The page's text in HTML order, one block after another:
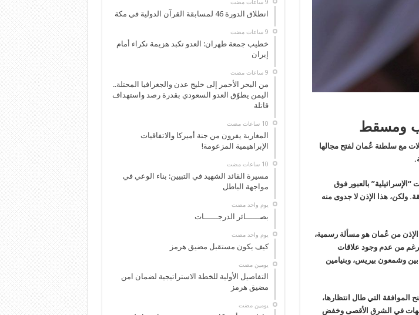
ومسقط
مع سلطنة عُمان لفتح مجالها
بالعبور فوق
ولكن، هذا الإذن لا جدوى منه
من عُمان هو مسألة رسمية،
من عدم وجود علاقات
وشمعون بيريس، وبنيامين
التي طال انتظارها،
في الشرق الأقصى وخفض
انطلاق الدورة 46 لمسابقة القرآن الدولية في مكة
خطيب جمعة طهران: العدو تكبد هزيمة نكراء أمام
إيران
من البحر الأحمر إلى خليج عدن والجغرافيا المحتلة..
اليمن يطوّق العدو السعودي بقدرة رصد واستهداف
قاتلة
المغاربة يفرون من جنة أميركا والاتفاقيات
الإبراهيمية المزعومة!
مسيرة القائد الشهيد في التبيين: بناء الوعي في
مواجهة الباطل
‏يوم واحد مضت
بصــــــائر الدرجــــــات
‏يوم واحد مضت
كيف يكون مستقبل مضيق هرمز
‏يومين مضت
التفاصيل الأولية للخطة الاستراتيجية لضمان امن
مضيق هرمز
‏يومين مضت